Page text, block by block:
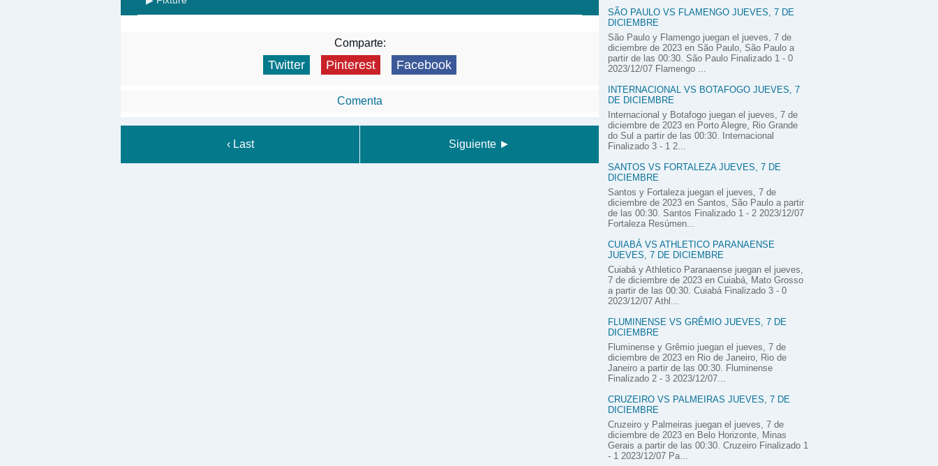
Comparte:
Twitter Pinterest Facebook
Comenta
‹ Last Siguiente ►
SÃO PAULO VS FLAMENGO JUEVES, 7 DE
DICIEMBRE
São Paulo y Flamengo juegan el jueves, 7 de
diciembre de 2023 en São Paulo, São Paulo a
partir de las 00:30. São Paulo Finalizado 1 - 0
2023/12/07 Flamengo ...
INTERNACIONAL VS BOTAFOGO JUEVES, 7
DE DICIEMBRE
Internacional y Botafogo juegan el jueves, 7 de
diciembre de 2023 en Porto Alegre, Rio Grande
do Sul a partir de las 00:30. Internacional
Finalizado 3 - 1 2...
SANTOS VS FORTALEZA JUEVES, 7 DE
DICIEMBRE
Santos y Fortaleza juegan el jueves, 7 de
diciembre de 2023 en Santos, São Paulo a partir
de las 00:30. Santos Finalizado 1 - 2 2023/12/07
Fortaleza Resúmen...
CUIABÁ VS ATHLETICO PARANAENSE
JUEVES, 7 DE DICIEMBRE
Cuiabá y Athletico Paranaense juegan el jueves,
7 de diciembre de 2023 en Cuiabá, Mato Grosso
a partir de las 00:30. Cuiabá Finalizado 3 - 0
2023/12/07 Athl...
FLUMINENSE VS GRÊMIO JUEVES, 7 DE
DICIEMBRE
Fluminense y Grêmio juegan el jueves, 7 de
diciembre de 2023 en Rio de Janeiro, Rio de
Janeiro a partir de las 00:30. Fluminense
Finalizado 2 - 3 2023/12/07...
CRUZEIRO VS PALMEIRAS JUEVES, 7 DE
DICIEMBRE
Cruzeiro y Palmeiras juegan el jueves, 7 de
diciembre de 2023 en Belo Horizonte, Minas
Gerais a partir de las 00:30. Cruzeiro Finalizado 1
- 1 2023/12/07 Pa...